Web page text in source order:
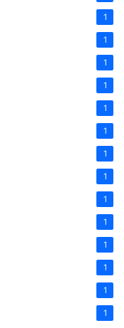
1
1
1
1
1
1
1
1
1
1
1
1
1
1